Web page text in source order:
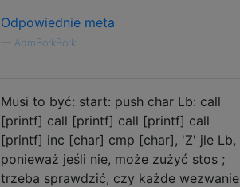
Odpowiednie meta
AdmBorkBork
Musi to być: start: push char Lb: call
[printf] call [printf] call [printf] call
[printf] inc [char] cmp [char], 'Z' jle Lb,
ponieważ jeśli nie, może zużyć stos ;
trzeba sprawdzić, czy każde wezwanie